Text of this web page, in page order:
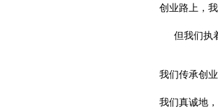
创业路上，
但我们执
我们传承创
我们真诚地